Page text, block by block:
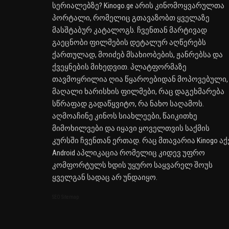
სერიალებზე? Kinogo.ge არის კინომოყვარულთა
პორტალი, რომელიც გთავაზობთ ყველაზე
მასშტაბურ კატალოგს. ჩვენთან მარტივად
გაეცნობი ფილმების დეტალურ აღწერებს
ქართულად, მოიძებ მსახიობების, ჟანრებსა და
ქვეყნების მიხედვით. პლატფორმაზე
თავმოყრილია ღია წყაროებიდან მოპოვებული,
მაღალი ხარისხის ფილმები, რაც დაგეხმარება
სწრაფად გადაწყვიტო, რა ნახო საღამოს.
აღმოაჩინე კინოს სიახლეები, წაიკითხე
მიმოხილვები და იყავი ყოველთვის საქმის
კურსში ჩვენთან ერთად. რაც მთავარია Kinogo
Android აპლიკაცია რომელიც კიდევ უფრო
კომფორტულს ხდის უყურო საყვარელ შოუს
ყველგან სადაც არ უნდაიყო.